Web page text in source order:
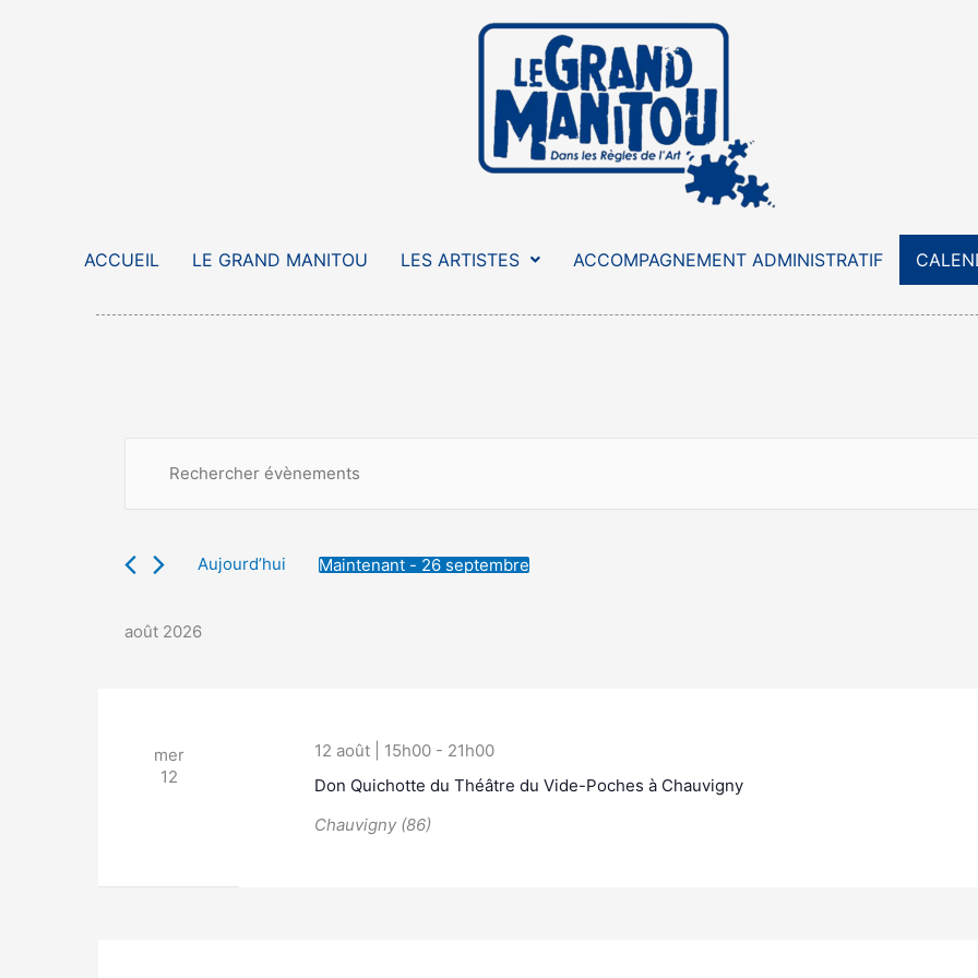
ACCUEIL LE GRAND MANITOU LES ARTISTES ACCOMPAGNEMENT ADMINISTRATIF
vues
Évènements
Évènements
mot-
Aujourd’hui Maintenant - 26 septembre
août 2026
mer
12
Don Quichotte du Théâtre du Vide-Poches à Chauvigny
12 août | 15h00 - 21h00
Chauvigny (86)